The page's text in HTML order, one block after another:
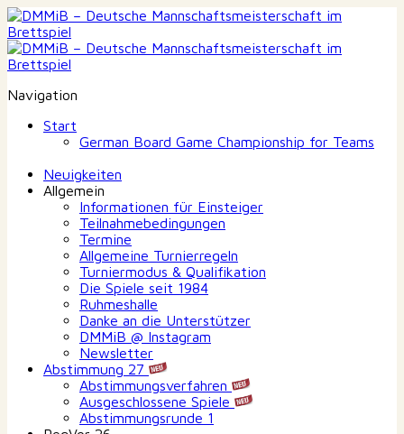
Navigation
Start
German Board Game Championship for Teams
Neuigkeiten
Allgemein
Informationen für Einsteiger
Teilnahmebedingungen
Termine
Allgemeine Turnierregeln
Turniermodus & Qualifikation
Die Spiele seit 1984
Ruhmeshalle
Danke an die Unterstützer
DMMiB @ Instagram
Newsletter
Abstimmung 27
Abstimmungsverfahren
Ausgeschlossene Spiele
Abstimmungsrunde 1